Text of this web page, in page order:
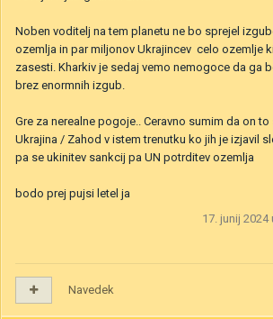
Noben voditelj na tem planetu ne bo sprejel
ozemlja in par miljonov Ukrajincev celo ozemlje
zasesti. Kharkiv je sedaj vemo nemogoce da ga
brez enormnih izgub.
Gre za nerealne pogoje.. Ceravno sumim da on
Ukrajina / Zahod v istem trenutku ko jih je izjavil
pa se ukinitev sankcij pa UN potrditev ozemlja
bodo prej pujsi letel ja
17. junij 2024
Navedek